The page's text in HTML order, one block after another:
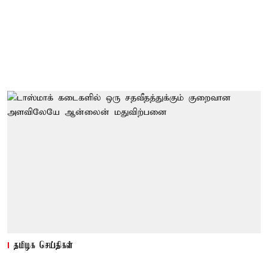
தமிழக செய்திகள்